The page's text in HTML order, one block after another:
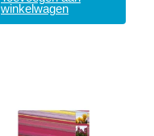
winkelwagen